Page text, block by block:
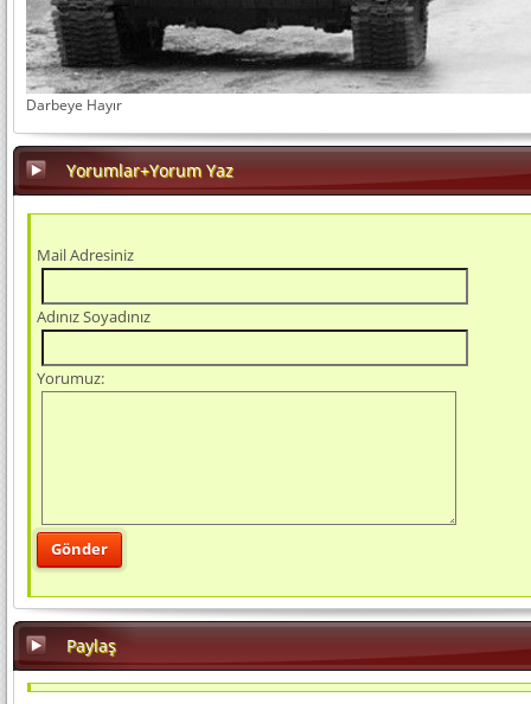
Darbeye Hayır
Yorumlar+Yorum Yaz
Mail Adresiniz
Adınız Soyadınız
Yorumuz:
Paylaş